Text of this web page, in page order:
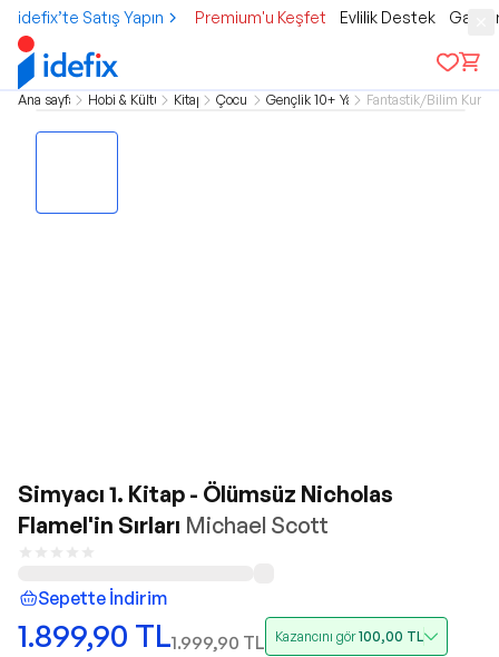
idefix’te Satış Yapın Premium'u Keşfet Evlilik Destek
Ana sayfa Hobi & Kültür Kitap Çocuk Gençlik 10+ Yaş Fantastik/Bilim Kurgu
Simyacı 1. Kitap - Ölümsüz Nicholas
Flamel'in Sırları Michael Scott
Sepette İndirim
1.899,90 TL1.999,90 TL Kazancını gör100,00 TL